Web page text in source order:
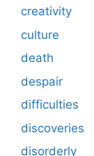
creativity
culture
death
despair
difficulties
discoveries
disorderly